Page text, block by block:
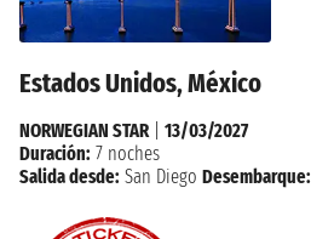
Estados Unidos, México
NORWEGIAN STAR| 13/03/2027
Duración: 7 noches
Salida desde: San Diego Desembarque: